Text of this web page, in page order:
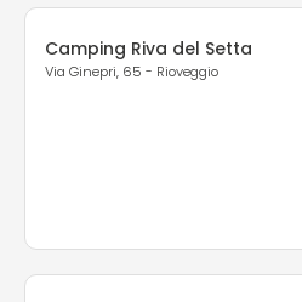
Camping Riva del Setta
Via Ginepri, 65 - Rioveggio